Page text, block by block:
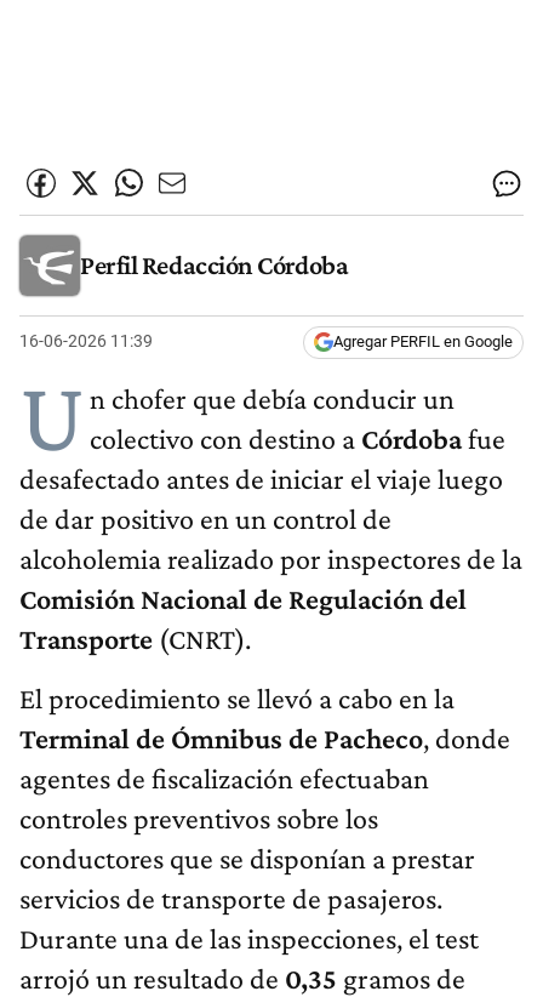
Perfil Redacción Córdoba
16-06-2026 11:39 Agregar PERFIL en Google
U n chofer que debía conducir un
colectivo con destino a Córdobafue
desafectado antes de iniciar el viaje luego
de dar positivo en un control de
alcoholemia realizado por inspectores de la
Comisión Nacional de Regulación del
Transporte (CNRT).
El procedimiento se llevó a cabo en la
Terminal de Ómnibus de Pacheco, donde
agentes de fiscalización efectuaban
controles preventivos sobre los
conductores que se disponían a prestar
servicios de transporte de pasajeros.
Durante una de las inspecciones, el test
arrojó un resultado de 0,35 gramos de